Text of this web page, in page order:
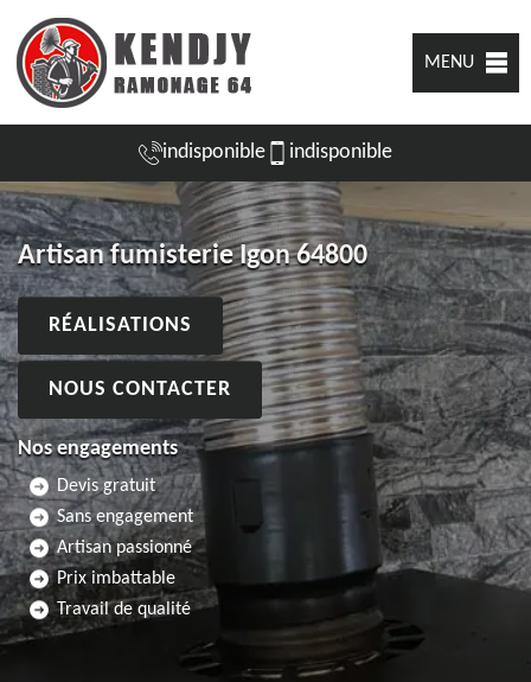
MENU
indisponible indisponible
Artisan fumisterie Igon 64800
RÉALISATIONS
NOUS CONTACTER
Nos engagements
Devis gratuit
Sans engagement
Artisan passionné
Prix imbattable
Travail de qualité